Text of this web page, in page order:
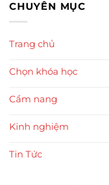
CHUYÊN MỤC
Trang chủ
Chọn khóa học
Cẩm nang
Kinh nghiệm
Tin Tức